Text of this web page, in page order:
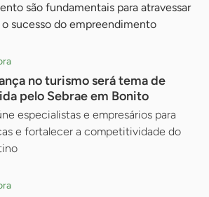
são fundamentais para atravessar
sucesso do empreendimento
no turismo será tema de
pelo Sebrae em Bonito
especialistas e empresários para
e fortalecer a competitividade do